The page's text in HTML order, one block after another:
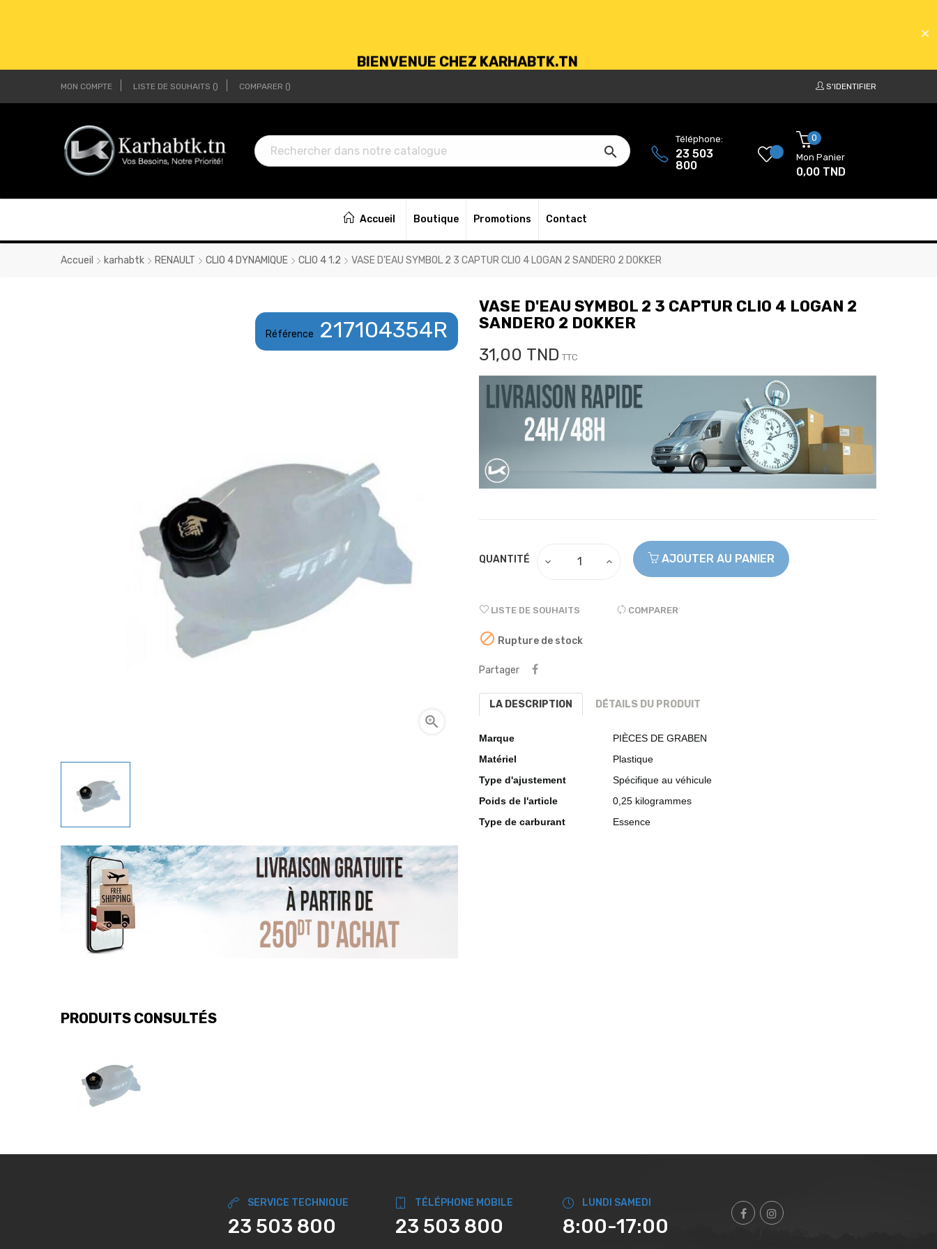
LIVRAISON GRATUITE À PARTIR DE 250DT D'ACHATS
BIENVENUE CHEZ KARHABTK.TN
LIVRAISON GRATUITE À PARTIR DE 250DT D'ACHATS
MON COMPTE LISTE DE SOUHAITS COMPARER S'IDENTIFIER

Téléphone:
23 503
800
0
Mon Panier
0,00 TND
Accueil Boutique Promotions Contact
Accueil karhabtk RENAULT CLIO 4 DYNAMIQUE CLIO 4 1.2 VASE D'EAU SYMBOL 2 3 CAPTUR CLIO 4 LOGAN 2 SANDERO 2 DOKKER
Référence 217104354R

VASE D'EAU SYMBOL 2 3 CAPTUR CLIO 4 LOGAN 2
SANDERO 2 DOKKER
31,00 TND TTC
QUANTITÉ AJOUTER AU PANIER
LISTE DE SOUHAITS COMPARER
 Rupture de stock
Partager
LA DESCRIPTION DÉTAILS DU PRODUIT
Marque
PIÈCES DE GRABEN
Matériel
Plastique
Type d'ajustement
Spécifique au véhicule
Poids de l'article
0,25 kilogrammes
Type de carburant
Essence
PRODUITS CONSULTÉS
SERVICE TECHNIQUE
23 503 800
TÉLÉPHONE MOBILE
23 503 800
LUNDI SAMEDI
8:00-17:00